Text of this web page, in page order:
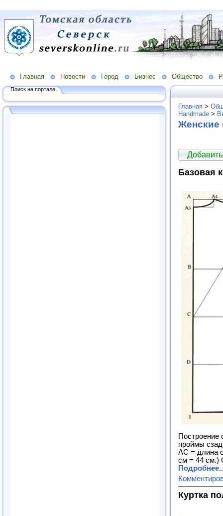
Главная Новости Город Бизнес Общество
Поиск на портале...
Главная >
Handmade >
Женские
Базовая
Построение
проймы
АС = длина
см = 44 см.)
Куртка